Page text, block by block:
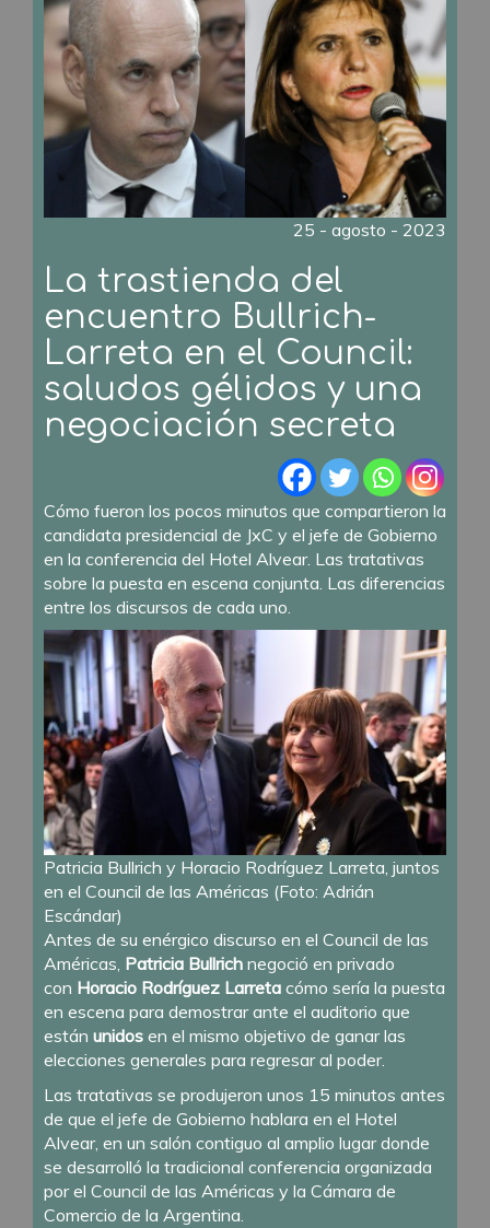
25 - agosto - 2023
La trastienda del
encuentro Bullrich-
Larreta en el Council:
saludos gélidos y una
negociación secreta
Cómo fueron los pocos minutos que compartieron la
candidata presidencial de JxC y el jefe de Gobierno
en la conferencia del Hotel Alvear. Las tratativas
sobre la puesta en escena conjunta. Las diferencias
entre los discursos de cada uno.
Patricia Bullrich y Horacio Rodríguez Larreta, juntos
en el Council de las Américas (Foto: Adrián
Escándar)
Antes de su enérgico discurso en el Council de las
Américas, Patricia Bullrich negoció en privado
con Horacio Rodríguez Larreta cómo sería la puesta
en escena para demostrar ante el auditorio que
están unidos en el mismo objetivo de ganar las
elecciones generales para regresar al poder.
Las tratativas se produjeron unos 15 minutos antes
de que el jefe de Gobierno hablara en el Hotel
Alvear, en un salón contiguo al amplio lugar donde
se desarrolló la tradicional conferencia organizada
por el Council de las Américas y la Cámara de
Comercio de la Argentina.